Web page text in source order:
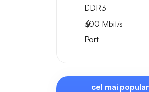
DDR3
300 Mbit/s
Port
cel mai popular